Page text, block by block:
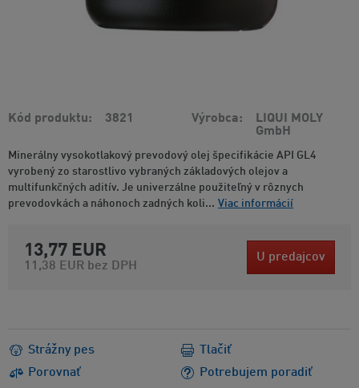
Kód produktu 3821 Výrobca
LIQUI MOLY
GmbH
Minerálny vysokotlakový prevodový olej špecifikácie API GL4
vyrobený zo starostlivo vybraných základových olejov a
multifunkčných aditív. Je univerzálne použiteľný v rôznych
prevodovkách a náhonoch zadných koli... Viac informácií
13,77 EUR
11,38 EUR bez DPH
U predajcov
Strážny pes
Porovnať
Potrebujem poradiť
Tlačiť